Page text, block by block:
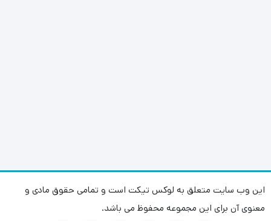
این وب سایت متعلق به لوکس تیکت است و تمامی حقوق مادی و
معنوی آن برای این مجموعه محفوظ می باشد.